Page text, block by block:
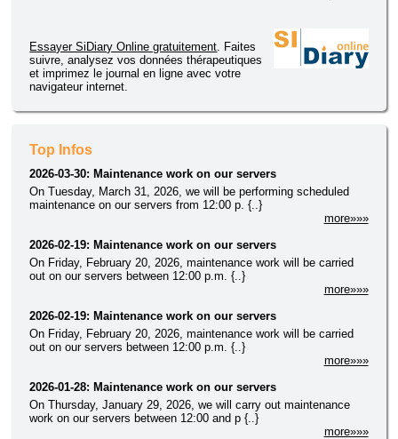
Avec les versions du programme pour appareils mobiles vous
pouvez retrouver vos données n'importe où et à n'importe quel
moment. Les commentaires en direct après vos lectures vous
aideront à rester motivé dans votre surveillance. La version pour
Smartphone vous permet de gérer votre diabète même avec un
téléphone portable. Cette version permet un suivi sur écran
unique sur lequel vous pourrez rentrer toutes vos données
quel autre appareil et affichées sous forme de graphique. Bien sûr
médecin, mais un échange électronique de ces données est
facile et réalisable en quelques secondes. Veuillez noter que,
bien que SiDiary soit d'une grande aide dans votre lutte
quotidienne contre le diabète, le logiciel ne pourra pas remplacer
logiciel peut remplacer votre journal papier mais ne donne pas
d'avis médical!
Logiciel de gestion du Diabète / gratuiciel pour Windows &
Pocket PC (PPC) à l'usage des diabètiques.
personnes atteintes de diabète. Avec cette application vous
pouvez enregistrer toutes vos
données thérapeutiques
(i.e.
glycémie, cétones, apports en glucides, injections basales et/ou
bolusinsuline ou comprimés, tension, poids etc.) sur votre
ordinateur
de bureau fonctionnant avec Windows
des commentaires graphiques sur la qualité de vos
cliniques(à la fois sur votre
iPhone
Essayer SiDiary Online gratuitement . Faites
suivre, analysez vos données thérapeutiques
et imprimez le journal en ligne avec votre
navigateur internet.
Top Infos
2026-03-30: Maintenance work on our servers
On Tuesday, March 31, 2026, we will be performing scheduled
maintenance on our servers from 12:00 p. {..}
more»»»
2026-02-19: Maintenance work on our servers
On Friday, February 20, 2026, maintenance work will be carried
out on our servers between 12:00 p.m. {..}
more»»»
2026-02-19: Maintenance work on our servers
On Friday, February 20, 2026, maintenance work will be carried
out on our servers between 12:00 p.m. {..}
more»»»
2026-01-28: Maintenance work on our servers
On Thursday, January 29, 2026, we will carry out maintenance
work on our servers between 12:00 and p {..}
more»»»